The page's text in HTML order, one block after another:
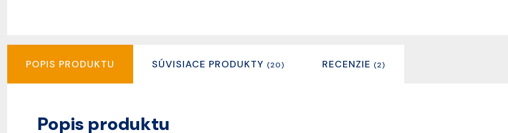
POPIS PRODUKTU SÚVISIACE PRODUKTY (20) RECENZIE (2)
Popis produktu